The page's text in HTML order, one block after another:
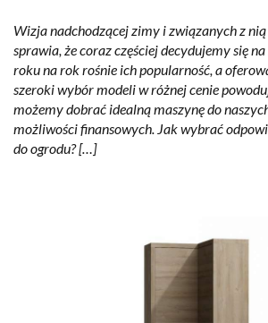
Wizja nadchodzącej zimy i związanych z
sprawia, że coraz częściej decydujemy się
roku na rok rośnie ich popularność, a
szeroki wybór modeli w różnej cenie
możemy dobrać idealną maszynę do
możliwości finansowych. Jak wybrać
do ogrodu? […]